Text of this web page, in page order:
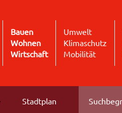
Bauen
Wohnen
Wirtschaft
Umwelt
Klimaschutz
Mobilität
Stadtplan